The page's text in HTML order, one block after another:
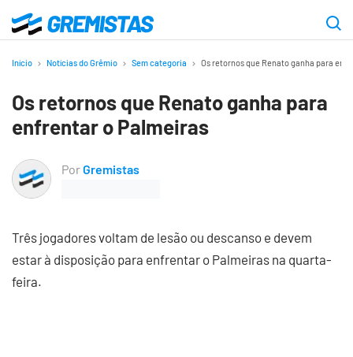
para
principal
Gremistas
Início Notícias do Grêmio Sem categoria Os retornos que Renato ganha para
Os retornos que Renato ganha para
enfrentar o Palmeiras
PorGremistas
Três jogadores voltam de lesão ou descanso e devem
estar à disposição para enfrentar o Palmeiras na quarta-
feira.